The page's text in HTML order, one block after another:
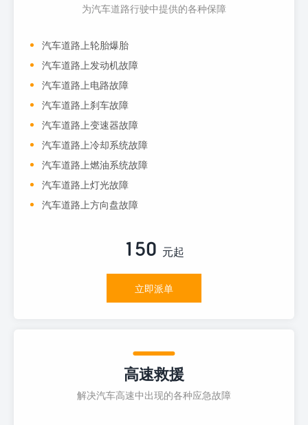
为汽车道路行驶中提供的各种保障
汽车道路上轮胎爆胎
汽车道路上发动机故障
汽车道路上电路故障
汽车道路上刹车故障
汽车道路上变速器故障
汽车道路上冷却系统故障
汽车道路上燃油系统故障
汽车道路上灯光故障
汽车道路上方向盘故障
150 元起
立即派单
高速救援
解决汽车高速中出现的各种应急故障